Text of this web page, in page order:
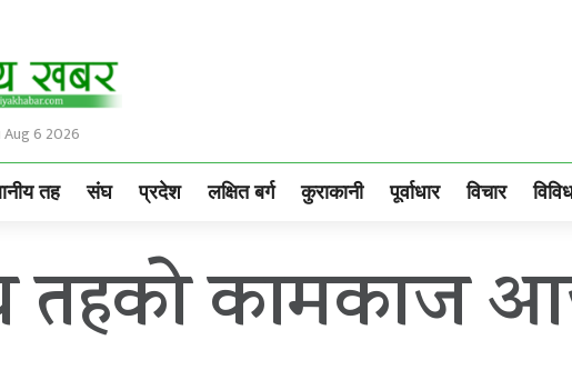
Aug 6 2026
तह संघ प्रदेश लक्षित बर्ग कुराकानी पूर्वाधार विचार
तहको कामकाज